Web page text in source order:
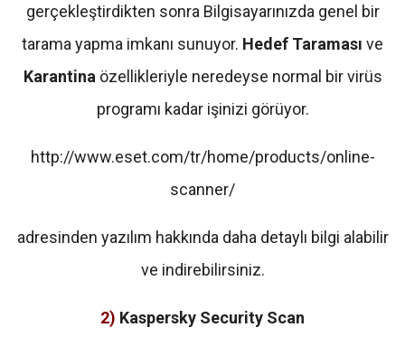
gerçekleştirdikten sonra Bilgisayarınızda genel bir
tarama yapma imkanı sunuyor. Hedef Taraması ve
Karantina özellikleriyle neredeyse normal bir virüs
programı kadar işinizi görüyor.
http://www.eset.com/tr/home/products/online-
scanner/
adresinden yazılım hakkında daha detaylı bilgi alabilir
ve indirebilirsiniz.
2) Kaspersky Security Scan